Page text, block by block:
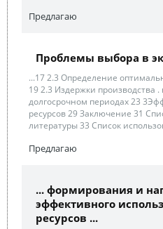
Предлагаю
Проблемы выбора в
...17 2.3 Определение
19 2.3 Издержки производства .
долгосрочном периодах 23
ресурсов 29 Заключение 31
литературы 33 Список
Предлагаю
... формирования и
эффективного
ресурсов ...